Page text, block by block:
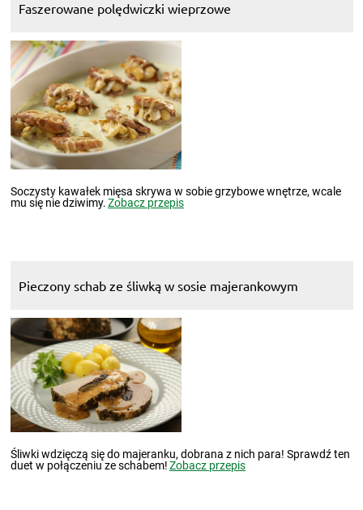
Faszerowane polędwiczki wieprzowe
Soczysty kawałek mięsa skrywa w sobie grzybowe wnętrze, wcale
mu się nie dziwimy.Zobacz przepis
Pieczony schab ze śliwką w sosie majerankowym
Śliwki wdzięczą się do majeranku, dobrana z nich para! Sprawdź ten
duet w połączeniu ze schabem!Zobacz przepis